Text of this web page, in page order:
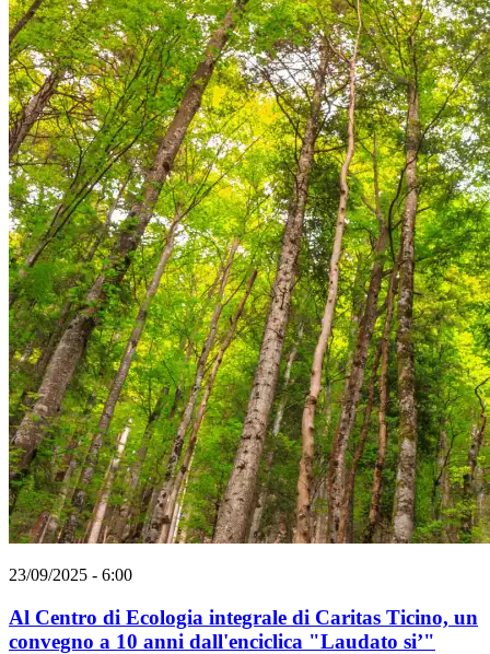
23/09/2025 - 6:00
Al Centro di Ecologia integrale di Caritas Ticino, un
convegno a 10 anni dall'enciclica "Laudato si’"